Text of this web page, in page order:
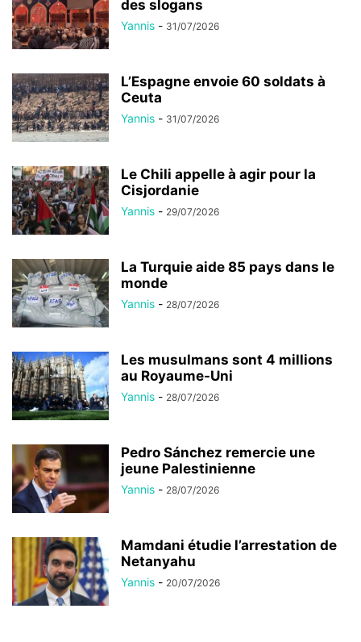
des slogans
Yannis - 31/07/2026
L’Espagne envoie 60 soldats à
Ceuta
Yannis - 31/07/2026
Le Chili appelle à agir pour la
Cisjordanie
Yannis - 29/07/2026
La Turquie aide 85 pays dans le
monde
Yannis - 28/07/2026
Les musulmans sont 4 millions
au Royaume-Uni
Yannis - 28/07/2026
Pedro Sánchez remercie une
jeune Palestinienne
Yannis - 28/07/2026
Mamdani étudie l’arrestation de
Netanyahu
Yannis - 20/07/2026